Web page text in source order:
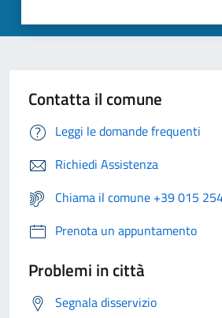
Contatta il comune
Leggi le domande frequenti
Richiedi Assistenza
Chiama il comune +39 015
Prenota un appuntamento
Problemi in città
Segnala disservizio